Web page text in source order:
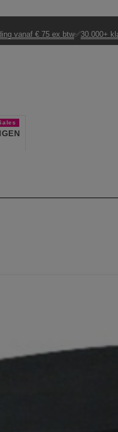
vanaf € 75 ex btw✅30.000+